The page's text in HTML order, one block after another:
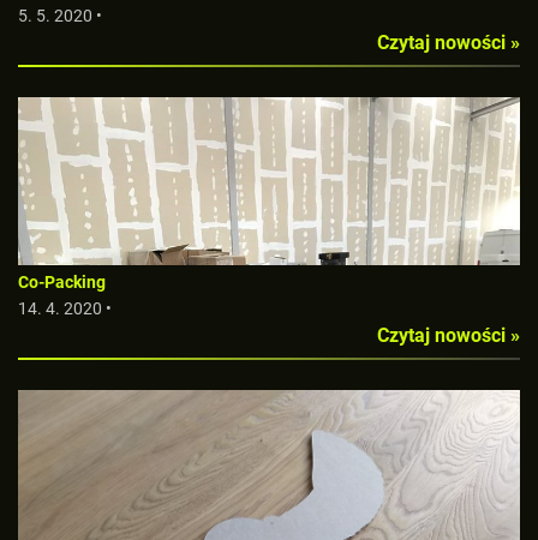
5. 5. 2020 •
Czytaj nowości »
Co-Packing
14. 4. 2020 •
Czytaj nowości »